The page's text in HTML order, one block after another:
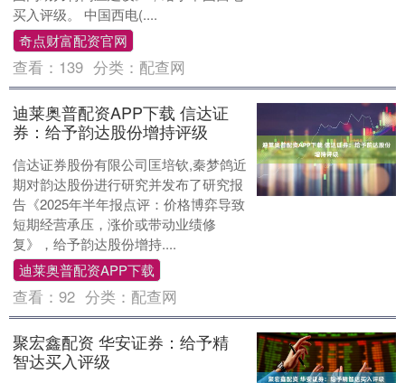
买入评级。 中国西电(....
奇点财富配资官网
查看： 139 分类： 配查网
迪莱奥普配资APP下载 信达证
券：给予韵达股份增持评级
信达证券股份有限公司匡培钦,秦梦鸽近
期对韵达股份进行研究并发布了研究报
告《2025年半年报点评：价格博弈导致
短期经营承压，涨价或带动业绩修
复》，给予韵达股份增持....
迪莱奥普配资APP下载
查看：92 分类： 配查网
聚宏鑫配资 华安证券：给予精
智达买入评级